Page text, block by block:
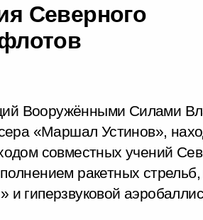
Северного
Вооружёнными Силами
«Маршал Устинов»,
совместных учений
ракетных
гиперзвуковой